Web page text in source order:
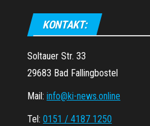
KONTAKT:
Soltauer Str. 33
29683 Bad Fallingbostel
Mail: info@ki-news.online
Tel: 0151 / 4187 1250